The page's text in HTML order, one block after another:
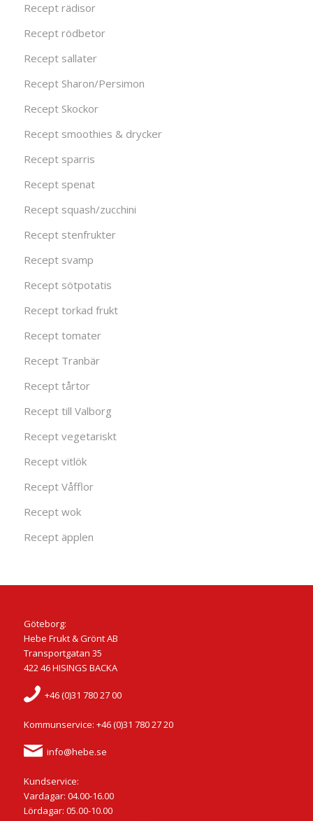
Recept rädisor
Recept rödbetor
Recept sallater
Recept Sharon/Persimon
Recept Skockor
Recept smoothies & drycker
Recept sparris
Recept spenat
Recept squash/zucchini
Recept stenfrukter
Recept svamp
Recept sötpotatis
Recept torkad frukt
Recept tomater
Recept Tranbär
Recept tårtor
Recept till Valborg
Recept vegetariskt
Recept vitlök
Recept Våfflor
Recept wok
Recept äpplen
Göteborg:
Hebe Frukt & Grönt AB
Transportgatan 35
422 46 HISINGS BACKA
+46 (0)31 780 27 00
Kommunservice: +46 (0)31 780 27 20
info@hebe.se
Kundservice:
Vardagar: 04.00-16.00
Lördagar: 05.00-10.00